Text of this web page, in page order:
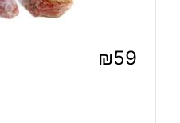
₪59